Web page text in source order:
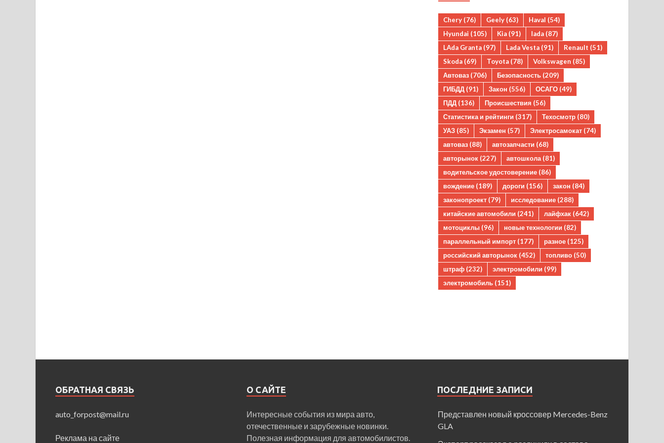
Chery (76) Geely (63) Haval (54)
Hyundai (105) Kia (91) lada (87)
LAda Granta (97) Lada Vesta (91) Renault (51)
Skoda (69) Toyota (78) Volkswagen (85)
Автоваз (706) Безопасность (209)
ГИБДД (91) Закон (556) ОСАГО (49)
ПДД (136) Происшествия (56)
Статистика и рейтинги (317) Техосмотр (80)
УАЗ (85) Экзамен (57) Электросамокат (74)
автоваз (88) автозапчасти (68)
авторынок (227) автошкола (81)
водительское удостоверение (86)
вождение (189) дороги (156) закон (84)
законопроект (79) исследование (288)
китайские автомобили (241) лайфхак (642)
мотоциклы (96) новые технологии (82)
параллельный импорт (177) разное (125)
российский авторынок (452) топливо (50)
штраф (232) электромобили (99)
электромобиль (151)
ОБРАТНАЯ СВЯЗЬ
auto_forpost@mail.ru
Реклама на сайте
О САЙТЕ
Интересные события из мира авто,
отечественные и зарубежные новинки.
Полезная информация для автомобилистов.
ПОСЛЕДНИЕ ЗАПИСИ
Представлен новый кроссовер Mercedes-Benz
GLA